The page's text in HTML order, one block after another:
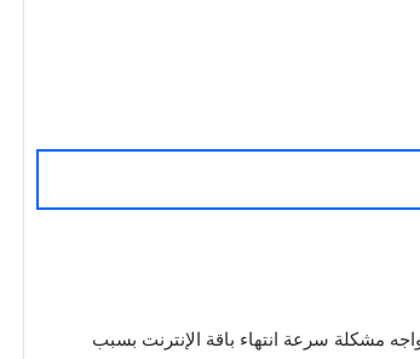
مشكلة سرعة انتهاء باقة الإنترنت بسبب